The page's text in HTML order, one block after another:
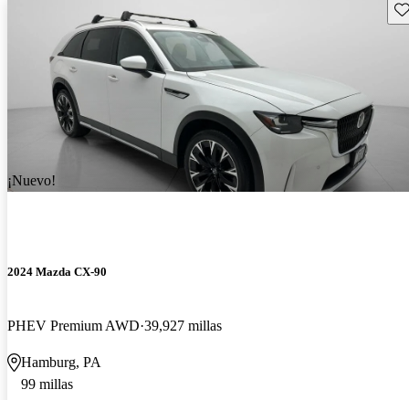
¡Nuevo!
2024 Mazda CX-90
PHEV Premium AWD 39,927 millas
Hamburg, PA
99 millas